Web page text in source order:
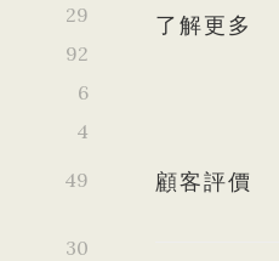
29
92
6
4
49
30
了解更多
顧客評價